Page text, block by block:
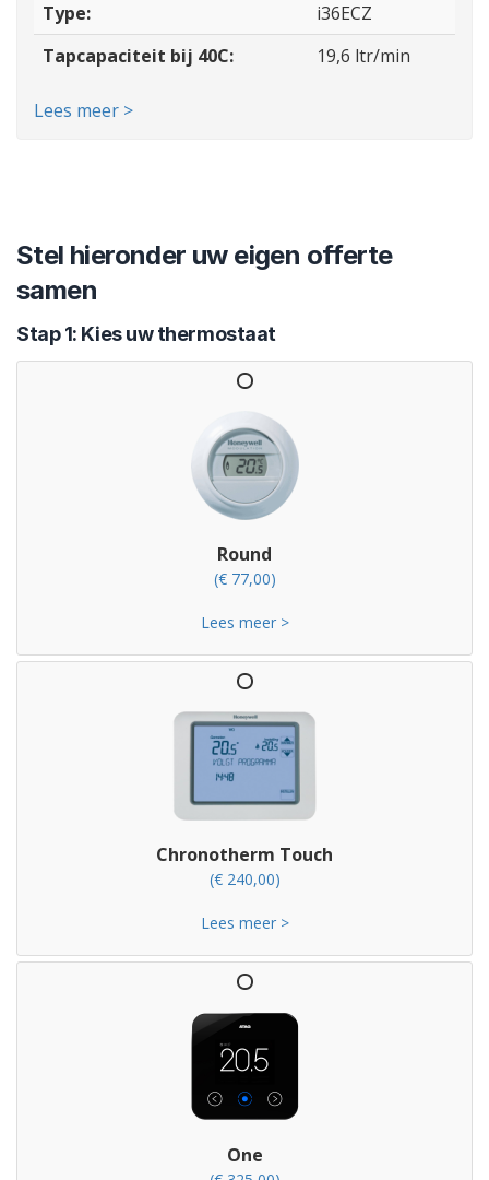
Type:
i36ECZ
Tapcapaciteit bij 40C:
19,6 ltr/min
Lees meer >
Stel hieronder uw eigen offerte
samen
Stap 1: Kies uw thermostaat
Round
(€ 77,00)
Lees meer >
Chronotherm Touch
(€ 240,00)
Lees meer >
One